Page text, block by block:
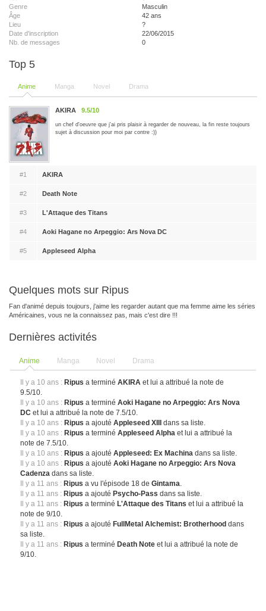
Genre
Masculin
Âge
42 ans
Lieu
?
Date d'inscription
22/06/2015
Nb. de messages
0
Top 5
Anime Manga Novel Drama
AKIRA 9.5/10
un chef d'oeuvre que j'ai pris plaisir à regarder de nouveau, la fin reste toujours
sujet à discussion pour moi par contre :))
#1 AKIRA
#2 Death Note
#3 L'Attaque des Titans
#4 Aoki Hagane no Arpeggio: Ars Nova DC
#5 Appleseed Alpha
Quelques mots sur Ripus
Fan d'animé depuis toujours, j'aime les regarder autant que ma femme aime les séries
Américaines, vous ne la connaissez pas, mais c'est dire !!!
Dernières activités
Anime Manga Novel Drama
Il y a 10 ans : Ripus a terminéAKIRA et lui a attribué la note de
9.5/10.
Il y a 10 ans : Ripus a terminéAoki Hagane no Arpeggio: Ars Nova
DC et lui a attribué la note de 7.5/10.
Il y a 10 ans : Ripus a ajoutéAppleseed XIII
dans sa liste.
Il y a 10 ans : Ripus a terminéAppleseed Alpha et lui a attribué la
note de 7.5/10.
Il y a 10 ans : Ripus a ajoutéAppleseed: Ex Machina dans sa liste.
Il y a 10 ans : Ripus a ajoutéAoki Hagane no Arpeggio: Ars Nova
Cadenza dans sa liste.
Il y a 11 ans : Ripus a vu l'épisode 18 deGintama.
Il y a 11 ans : Ripus a ajouté Psycho-Pass dans sa liste.
Il y a 11 ans : Ripus a terminé L'Attaque des Titans et lui a attribué la
note de 9/10.
Il y a 11 ans : Ripus a ajouté FullMetal Alchemist: Brotherhood dans
sa liste.
Il y a 11 ans : Ripus a terminé Death Note et lui a attribué la note de
9/10.